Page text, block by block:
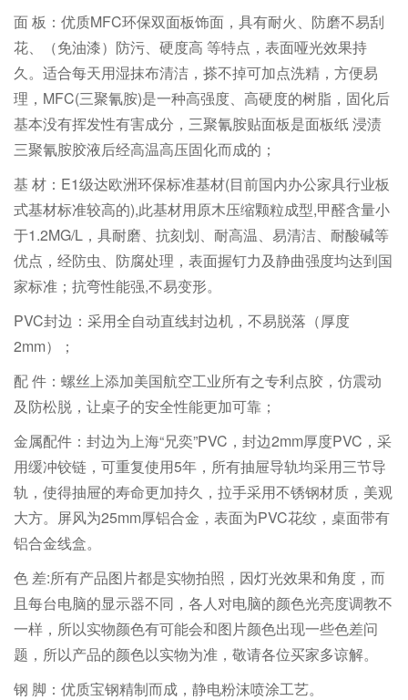
面 板：优质MFC环保双面板饰面，具有耐火、防磨不易刮
花、（免油漆）防污、硬度高 等特点，表面哑光效果持
久。适合每天用湿抹布清洁，搽不掉可加点洗精，方便易
理，MFC(三聚氰胺)是一种高强度、高硬度的树脂，固化后
基本没有挥发性有害成分，三聚氰胺贴面板是面板纸 浸渍
三聚氰胺胶液后经高温高压固化而成的；
基 材：E1级达欧洲环保标准基材(目前国内办公家具行业板
式基材标准较高的),此基材用原木压缩颗粒成型,甲醛含量小
于1.2MG/L，具耐磨、抗刻划、耐高温、易清洁、耐酸碱等
优点，经防虫、防腐处理，表面握钉力及静曲强度均达到国
家标准；抗弯性能强,不易变形。
PVC封边：采用全自动直线封边机，不易脱落（厚度
2mm）；
配 件：螺丝上添加美国航空工业所有之专利点胶，仿震动
及防松脱，让桌子的安全性能更加可靠；
金属配件：封边为上海“兄奕”PVC，封边2mm厚度PVC，采
用缓冲铰链，可重复使用5年，所有抽屉导轨均采用三节导
轨，使得抽屉的寿命更加持久，拉手采用不锈钢材质，美观
大方。屏风为25mm厚铝合金，表面为PVC花纹，桌面带有
铝合金线盒。
色 差:所有产品图片都是实物拍照，因灯光效果和角度，而
且每台电脑的显示器不同，各人对电脑的颜色光亮度调教不
一样，所以实物颜色有可能会和图片颜色出现一些色差问
题，所以产品的颜色以实物为准，敬请各位买家多谅解。
钢 脚：优质宝钢精制而成，静电粉沫喷涂工艺。